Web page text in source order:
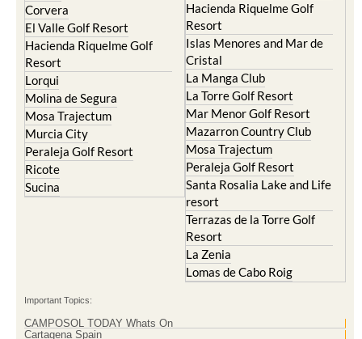
Corvera
El Valle Golf Resort
Hacienda Riquelme Golf
Resort
Lorqui
Molina de Segura
Mosa Trajectum
Murcia City
Peraleja Golf Resort
Ricote
Sucina
Hacienda Riquelme Golf
Resort
Islas Menores and Mar de
Cristal
La Manga Club
La Torre Golf Resort
Mar Menor Golf Resort
Mazarron Country Club
Mosa Trajectum
Peraleja Golf Resort
Santa Rosalia Lake and Life
resort
Terrazas de la Torre Golf
Resort
La Zenia
Lomas de Cabo Roig
Important Topics:
CAMPOSOL TODAY Whats On
Cartagena Spain